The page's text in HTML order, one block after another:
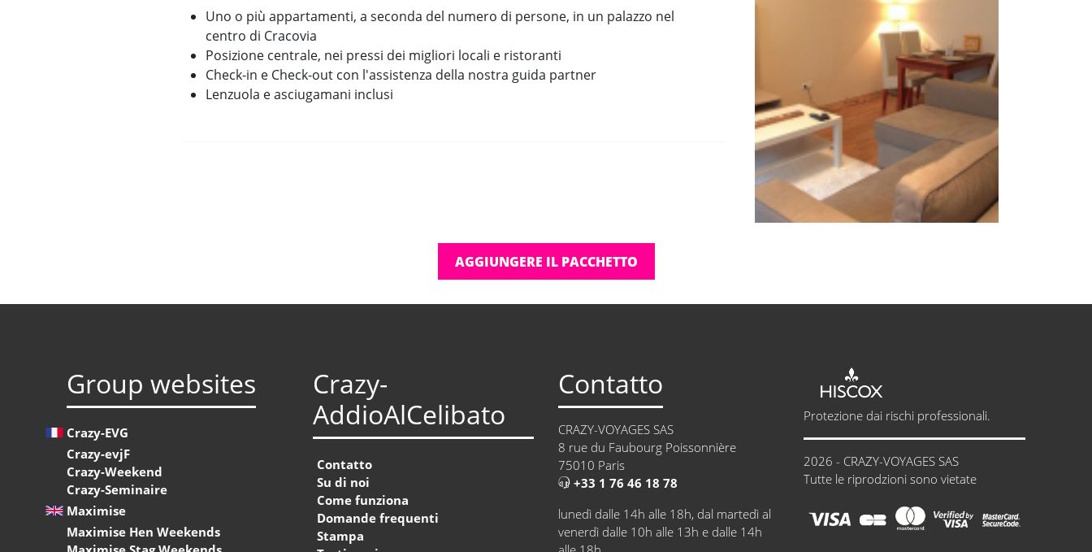
Uno o più appartamenti, a seconda del numero di persone, in un palazzo nel
centro di Cracovia
Posizione centrale, nei pressi dei migliori locali e ristoranti
Check-in e Check-out con l'assistenza della nostra guida partner
Lenzuola e asciugamani inclusi
AGGIUNGERE IL PACCHETTO
Group websites
Crazy-EVG
Crazy-evjF
Crazy-Weekend
Crazy-Seminaire
Maximise
Maximise Hen Weekends
Crazy-
AddioAlCelibato
Contatto
Su di noi
Come funziona
Domande frequenti
Stampa
Contatto
CRAZY-VOYAGES SAS
8 rue du Faubourg Poissonnière
75010 Paris
+33 1 76 46 18 78
lunedì dalle 14h alle 18h, dal martedì al
venerdì dalle 10h alle 13h e dalle 14h
Protezione dai rischi professionali.
2026 - CRAZY-VOYAGES SAS
Tutte le riprodzioni sono vietate